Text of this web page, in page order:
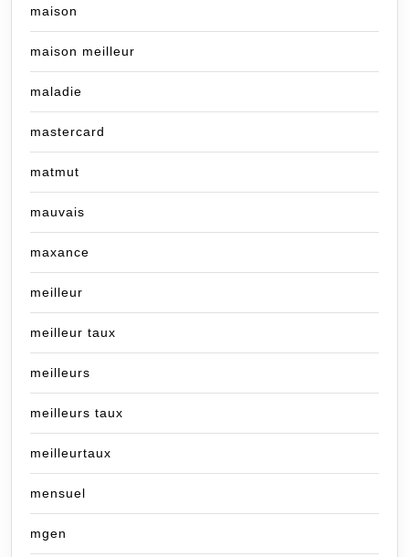
maison
maison meilleur
maladie
mastercard
matmut
mauvais
maxance
meilleur
meilleur taux
meilleurs
meilleurs taux
meilleurtaux
mensuel
mgen